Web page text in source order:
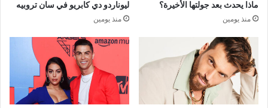
ماذا يحدث بعد جولتها الأخيرة؟
منذ يومين
ليوناردو دي كابريو في سان تروبيه
منذ يومين